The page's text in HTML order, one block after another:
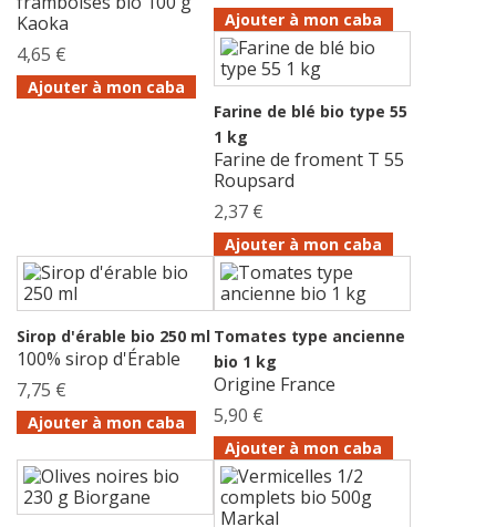
Kaoka
4,65 €
Ajouter à mon caba
Ajouter à mon caba
Farine de blé bio type 55
1 kg
Farine de froment T 55
Roupsard
2,37 €
Ajouter à mon caba
Sirop d'érable bio 250 ml
100% sirop d'Érable
7,75 €
Ajouter à mon caba
Tomates type ancienne
bio 1 kg
Origine France
5,90 €
Ajouter à mon caba